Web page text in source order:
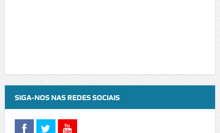
SIGA-NOS NAS REDES SOCIAIS